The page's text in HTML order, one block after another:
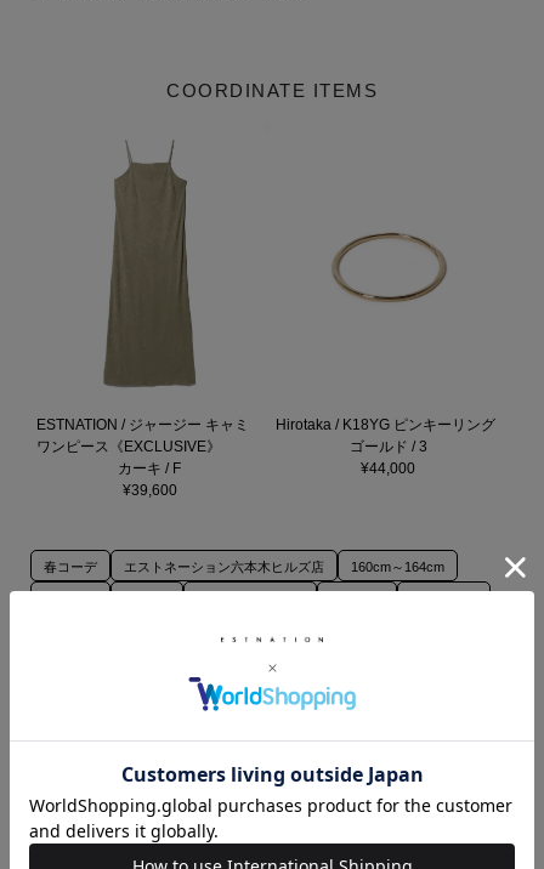
COORDINATE ITEMS
ESTNATION / ジャージー キャミ
ワンピース《EXCLUSIVE》
カーキ / F
¥39,600
Hirotaka / K18YG ピンキーリング
ゴールド / 3
¥44,000
春コーデ エストネーション六本木ヒルズ店 160cm～164cm
ONLINE EXCLUSIVE
つなぎ・オールインワン サンダル
このスタッフの他のスタイリング